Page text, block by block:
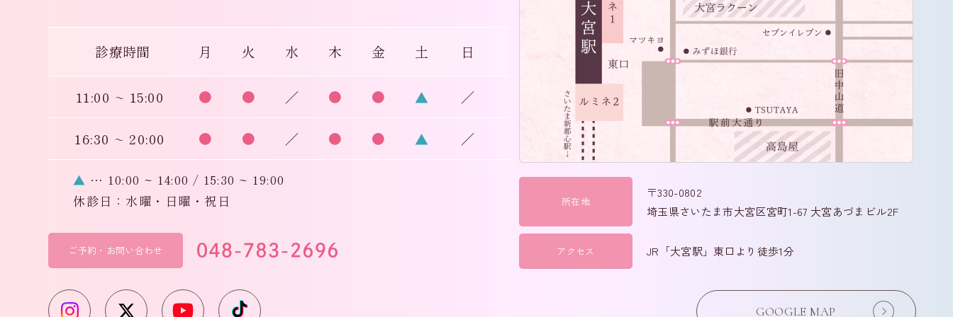
診療時間 月 火 水 木 金 土 日
11:00 ~ 15:00 ● ● ／ ● ● ▲ ／
16:30 ~ 20:00 ● ● ／ ● ● ▲ ／
▲ … 10:00 ~ 14:00 / 15:30 ~ 19:00
休診日：水曜・日曜・祝日
ご予約・お問い合わせ
所在地
〒330-0802
埼玉県さいたま市大宮区宮町1-67 大宮あづまビル2F
アクセス JR「大宮駅」東口より徒歩1分
GOOGLE MAP